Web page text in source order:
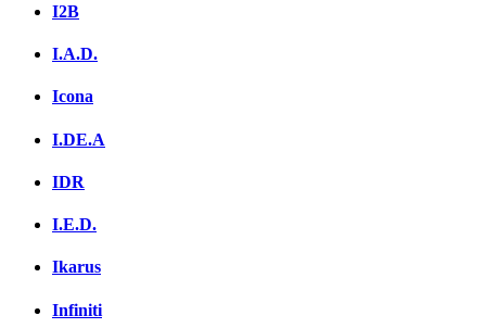
I2B
I.A.D.
Icona
I.DE.A
IDR
I.E.D.
Ikarus
Infiniti